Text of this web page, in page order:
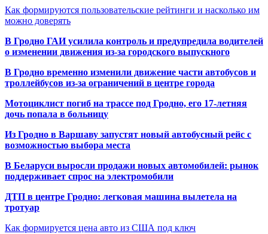
Как формируются пользовательские рейтинги и насколько им
можно доверять
В Гродно ГАИ усилила контроль и предупредила водителей
о изменении движения из-за городского выпускного
В Гродно временно изменили движение части автобусов и
троллейбусов из-за ограничений в центре города
Мотоциклист погиб на трассе под Гродно, его 17-летняя
дочь попала в больницу
Из Гродно в Варшаву запустят новый автобусный рейс с
возможностью выбора места
В Беларуси выросли продажи новых автомобилей: рынок
поддерживает спрос на электромобили
ДТП в центре Гродно: легковая машина вылетела на
тротуар
Как формируется цена авто из США под ключ